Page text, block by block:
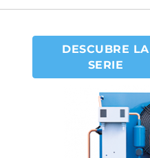
DESCUBRE LA
SERIE